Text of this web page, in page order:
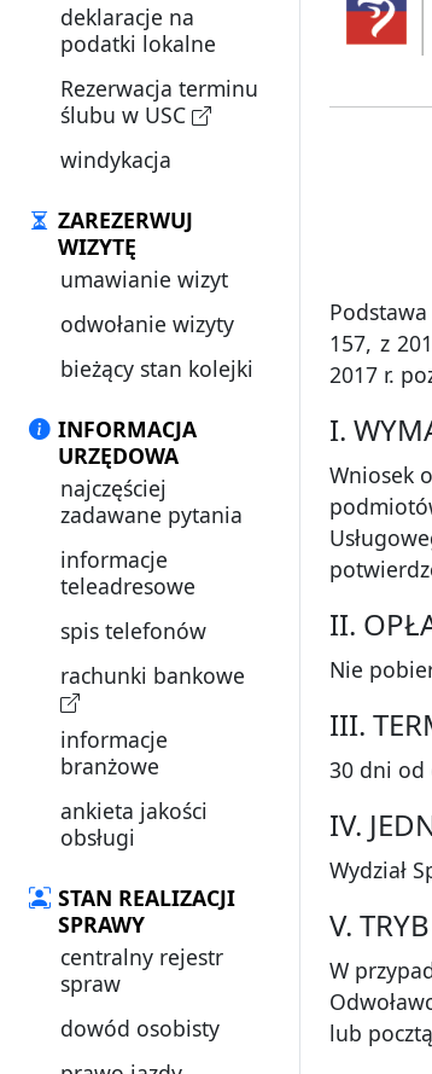
deklaracje na
podatki lokalne
Rezerwacja terminu
ślubu w USC
windykacja
ZAREZERWUJ
WIZYTĘ
umawianie wizyt
odwołanie wizyty
bieżący stan kolejki
INFORMACJA
URZĘDOWA
najczęściej
zadawane pytania
informacje
teleadresowe
spis telefonów
rachunki bankowe
informacje
branżowe
ankieta jakości
obsługi
STAN REALIZACJI
SPRAWY
centralny rejestr
spraw
dowód osobisty
157, z
2017 r.
I.
Wniosek
II.
Nie
III.
30 dni od
IV.
Wydział
V.
W
lub